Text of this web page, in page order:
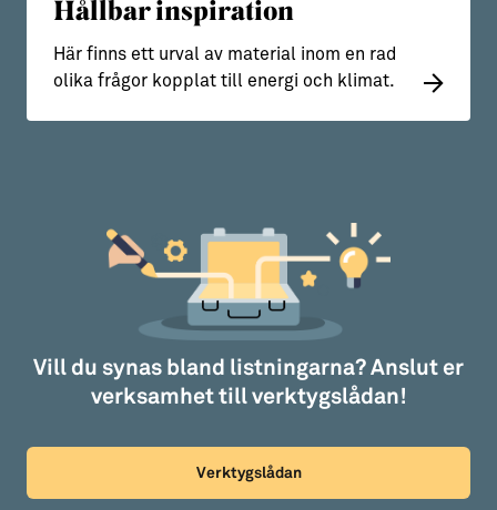
Hållbar inspiration
Här finns ett urval av material inom en rad
olika frågor kopplat till energi och klimat.
Vill du synas bland listningarna? Anslut er
verksamhet till verktygslådan!
Verktygslådan